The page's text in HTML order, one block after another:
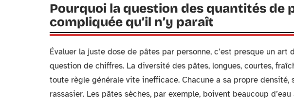
Pourquoi la question des quantités de
compliquée qu’il n’y paraît
Évaluer la juste dose de pâtes par personne, c’est presque un art
question de chiffres. La diversité des pâtes, longues, courtes,
toute règle générale vite inefficace. Chacune a sa propre densité,
rassasier. Les pâtes sèches, par exemple, boivent beaucoup